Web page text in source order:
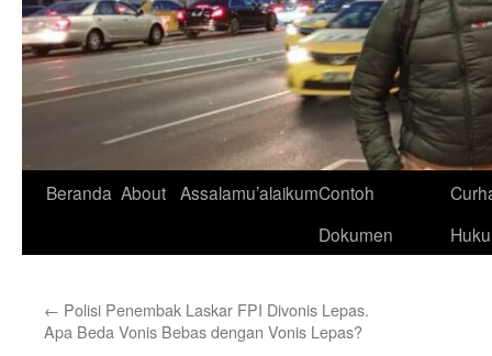
Beranda About Assalamu’alaikumContoh
Dokumen
← Polisi Penembak Laskar FPI Divonis Lepas.
Apa Beda Vonis Bebas dengan Vonis Lepas?